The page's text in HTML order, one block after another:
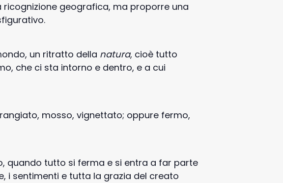
geografica, ma proporre una
un ritratto della natura, cioè tutto
che ci sta intorno e dentro, e a cui
mosso, vignettato; oppure fermo,
quando tutto si ferma e si entra a far parte
i sentimenti e tutta la grazia del creato